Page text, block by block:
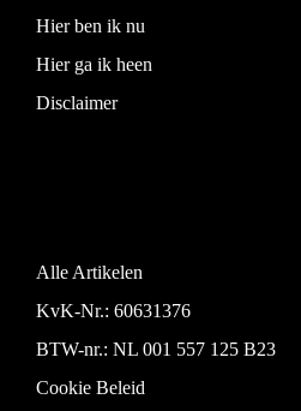
Hier ben ik nu
Hier ga ik heen
Disclaimer
Alle Artikelen
KvK-Nr.: 60631376
BTW-nr.: NL 001 557 125 B23
Cookie Beleid